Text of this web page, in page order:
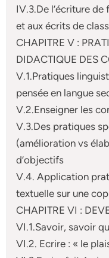
IV.3.De l’écriture
et aux écrits de
CHAPITRE V :
DIDACTIQUE DES
V.1.Pratiques
pensée en langue
V.2.Enseigner les
V.3.Des pratiques
(amélioration vs
d’objectifs
V.4. Application
textuelle sur une
CHAPITRE VI :
VI.1.Savoir, savoir
VI.2. Ecrire : « le